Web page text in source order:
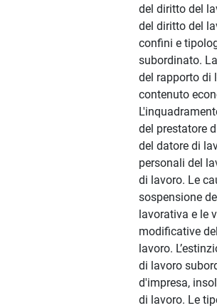
del diritto del
del diritto del
confini e
subordinato.
del rapporto di
contenuto
del prestatore
del datore di
personali del
di lavoro. Le
sospensione
lavorativa e le
modificative
lavoro.
di lavoro
d'impresa,
di lavoro. Le